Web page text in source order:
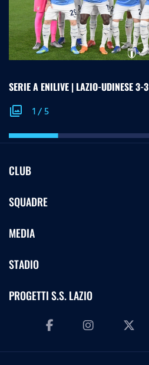
SERIE A ENILIVE | LAZIO-UDINESE 3-3
photo_library 1/5
CLUB
SQUADRE
MEDIA
STADIO
PROGETTI S.S. LAZIO